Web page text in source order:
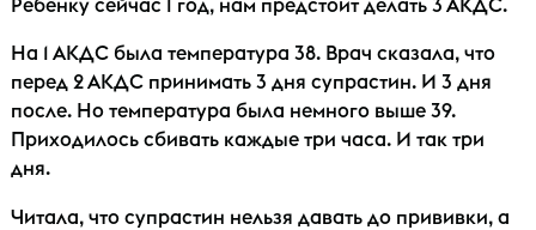
На 1 АКДС была температура 38. Врач сказала, что
перед 2 АКДС принимать 3 дня супрастин. И 3 дня
после. Но температура была немного выше 39.
Приходилось сбивать каждые три часа. И так три
дня.
Читала, что супрастин нельзя давать до прививки, а